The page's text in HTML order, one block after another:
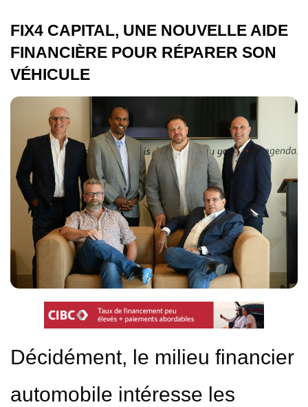
FIX4 CAPITAL, UNE NOUVELLE AIDE
FINANCIÈRE POUR RÉPARER SON
VÉHICULE
Décidément, le milieu financier
automobile intéresse les